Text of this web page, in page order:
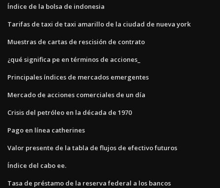
Índice de la bolsa de indonesia
Tarifas de taxi de taxi amarillo de la ciudad de nueva york
Muestras de cartas de rescisión de contrato
¿qué significa pe en términos de acciones_
Principales índices de mercados emergentes
Mercado de acciones comerciales de un día
Crisis del petróleo en la década de 1970
Pago en línea catherines
Valor presente de la tabla de flujos de efectivo futuros
Índice del cabo ee.
Tasa de préstamo de la reserva federal a los bancos